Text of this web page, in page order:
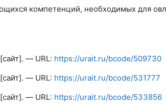
компетенций, необходимых для
— URL: https://urait.ru/bcode/509730
— URL: https://urait.ru/bcode/531777
— URL: https://urait.ru/bcode/533856